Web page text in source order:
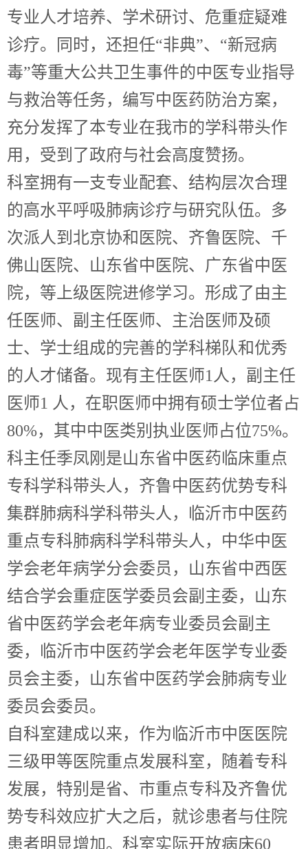
专业人才培养、学术研讨、危重症疑难
诊疗。同时，还担任“非典”、“新冠病
毒”等重大公共卫生事件的中医专业指导
与救治等任务，编写中医药防治方案，
充分发挥了本专业在我市的学科带头作
用，受到了政府与社会高度赞扬。
科室拥有一支专业配套、结构层次合理
的高水平呼吸肺病诊疗与研究队伍。多
次派人到北京协和医院、齐鲁医院、千
佛山医院、山东省中医院、广东省中医
院，等上级医院进修学习。形成了由主
任医师、副主任医师、主治医师及硕
士、学士组成的完善的学科梯队和优秀
的人才储备。现有主任医师1人，副主任
医师1 人，在职医师中拥有硕士学位者占
80%，其中中医类别执业医师占位75%。
科主任季凤刚是山东省中医药临床重点
专科学科带头人，齐鲁中医药优势专科
集群肺病科学科带头人，临沂市中医药
重点专科肺病科学科带头人，中华中医
学会老年病学分会委员，山东省中西医
结合学会重症医学委员会副主委，山东
省中医药学会老年病专业委员会副主
委，临沂市中医药学会老年医学专业委
员会主委，山东省中医药学会肺病专业
委员会委员。
自科室建成以来，作为临沂市中医医院
三级甲等医院重点发展科室，随着专科
发展，特别是省、市重点专科及齐鲁优
势专科效应扩大之后，就诊患者与住院
患者明显增加。科室实际开放病床60